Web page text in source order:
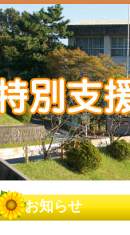
お知らせ